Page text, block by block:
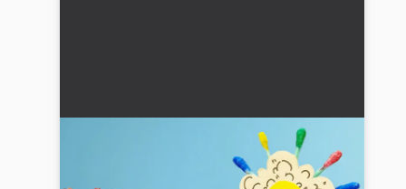
DIY Blomst - vejledning til børn med